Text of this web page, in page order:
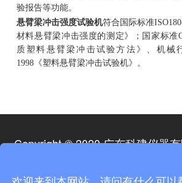
验报告等功能。
悬臂梁冲击强度试验机符合国际标准
材料悬臂梁冲击强度的测定》；国家标准
质塑料悬臂梁冲击试验方法》、机械
1998《塑料悬臂梁冲击试验机》。
Copyright © 2020 广东科建仪器